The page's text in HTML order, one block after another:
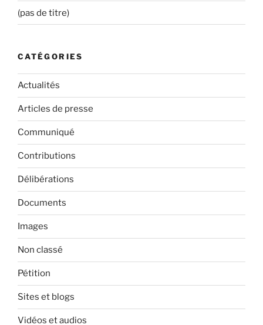
(pas de titre)
CATÉGORIES
Actualités
Articles de presse
Communiqué
Contributions
Délibérations
Documents
Images
Non classé
Pétition
Sites et blogs
Vidéos et audios